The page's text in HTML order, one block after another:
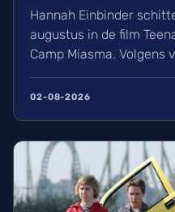
Hannah Einbinder
augustus in de film
Camp Miasma.
projecten en waarom
enkele grappige
02-08-2026